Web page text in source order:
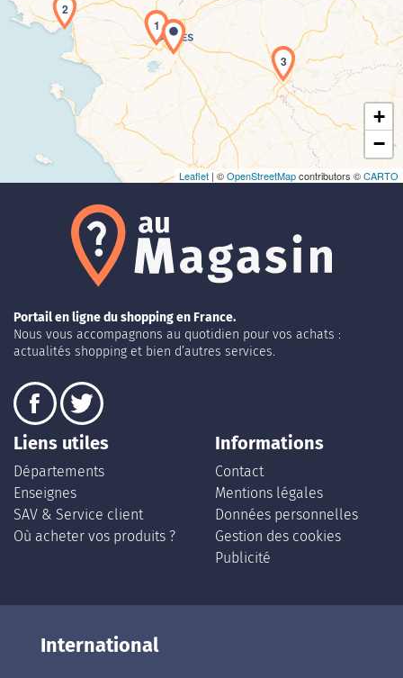
Chargement de la carte en cours...
1
2
3
+
−
Leaflet | ©OpenStreetMapcontributors ©CARTO
Portail en ligne du shopping en France.
Nous vous accompagnons au quotidien pour vos achats :
actualités shopping et bien d’autres services.
Liens utiles
Départements
Enseignes
SAV & Service client
Où acheter vos produits ?
Informations
Contact
Mentions légales
Données personnelles
Gestion des cookies
Publicité
International